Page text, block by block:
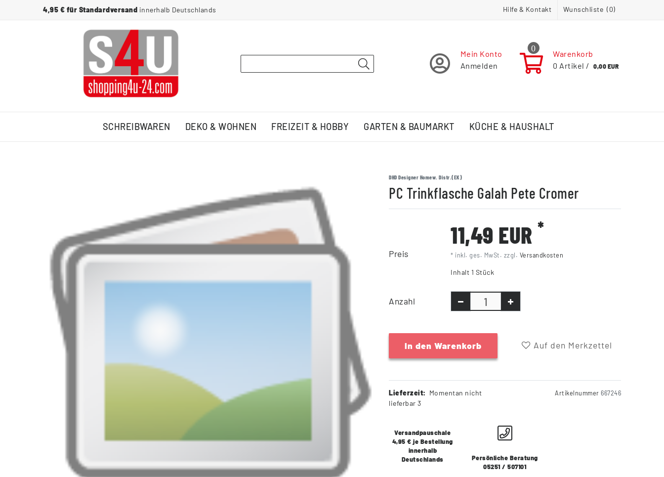
4,95 € für Standardversand innerhalb Deutschlands Hilfe & Kontakt Wunschliste (0)
Mein Konto
Anmelden
0
Warenkorb
0 Artikel / 0,00 EUR
SCHREIBWAREN DEKO & WOHNEN FREIZEIT & HOBBY GARTEN & BAUMARKT KÜCHE & HAUSHALT
DHD Designer Homew. Distr.(EK)
PC Trinkflasche Galah Pete Cromer
Preis
11,49 EUR *
* inkl. ges. MwSt. zzgl. Versandkosten
Inhalt 1 Stück
Anzahl
In den Warenkorb Auf den Merkzettel
Lieferzeit: Momentan nicht
lieferbar 3
Artikelnummer 667246
Versandpauschale
4,95 € je Bestellung
innerhalb
Deutschlands
Persönliche Beratung
05251 / 507101